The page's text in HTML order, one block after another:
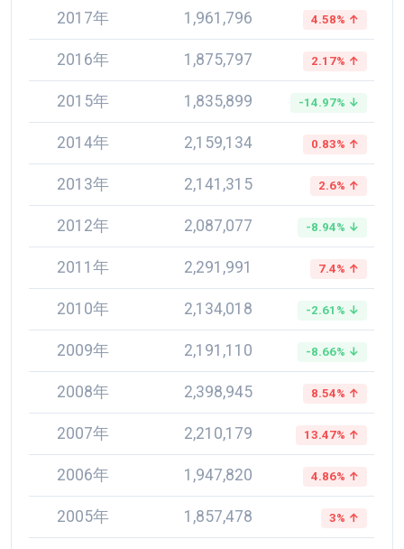
2017年 1,961,796 4.58% ↑
2016年 1,875,797 2.17% ↑
2015年 1,835,899 -14.97% ↓
2014年 2,159,134 0.83% ↑
2013年 2,141,315 2.6% ↑
2012年 2,087,077 -8.94% ↓
2011年 2,291,991 7.4% ↑
2010年 2,134,018 -2.61% ↓
2009年 2,191,110 -8.66% ↓
2008年 2,398,945 8.54% ↑
2007年 2,210,179 13.47% ↑
2006年 1,947,820 4.86% ↑
2005年 1,857,478 3% ↑